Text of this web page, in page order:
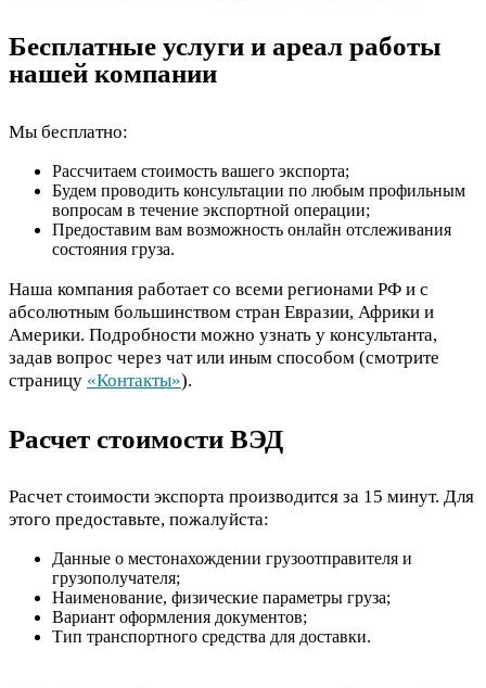
Бесплатные услуги и ареал работы
нашей компании
Мы бесплатно:
Рассчитаем стоимость вашего экспорта;
Будем проводить консультации по любым профильным
вопросам в течение экспортной операции;
Предоставим вам возможность онлайн отслеживания
состояния груза.
Наша компания работает со всеми регионами РФ и с
абсолютным большинством стран Евразии, Африки и
Америки. Подробности можно узнать у консультанта,
задав вопрос через чат или иным способом (смотрите
страницу «Контакты»).
Расчет стоимости ВЭД
Расчет стоимости экспорта производится за 15 минут. Для
этого предоставьте, пожалуйста:
Данные о местонахождении грузоотправителя и
грузополучателя;
Наименование, физические параметры груза;
Вариант оформления документов;
Тип транспортного средства для доставки.